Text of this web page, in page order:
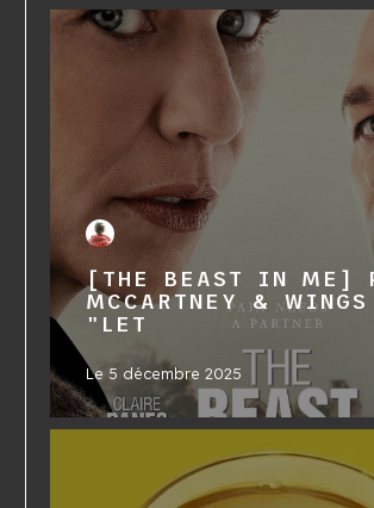
[THE BEAST IN ME]
MCCARTNEY &
"LET
Le 5 décembre 2025